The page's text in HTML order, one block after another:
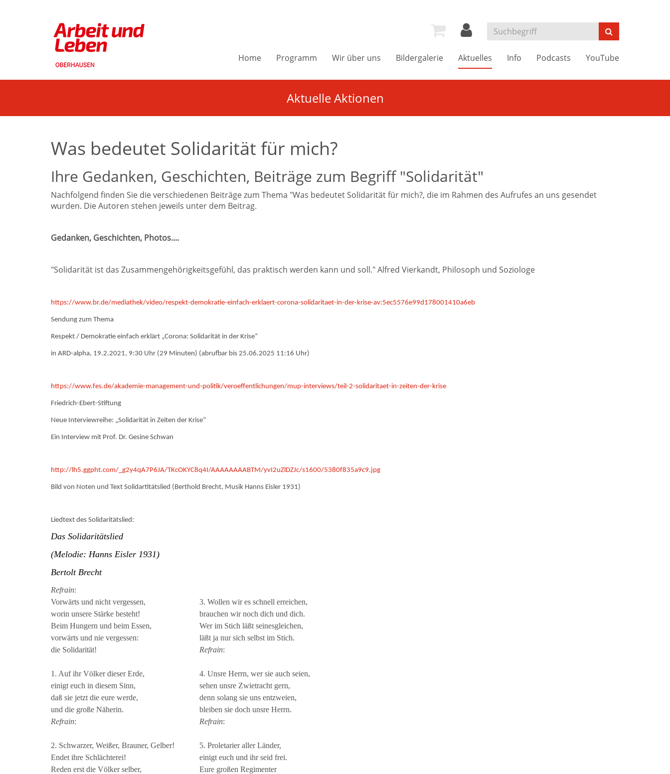
Home Programm Wir über uns Bildergalerie Aktuelles Info Podcasts YouTube
Aktuelle Aktionen
Was bedeutet Solidarität für mich?
Ihre Gedanken, Geschichten, Beiträge zum Begriff "Solidarität"
Nachfolgend finden Sie die verschiedenen Beiträge zum Thema "Was bedeutet Solidarität für mich?, die im Rahmen des Aufrufes an uns gesendet
wurden. Die Autoren stehen jeweils unter dem Beitrag.
Gedanken, Geschichten, Photos....
"Solidarität ist das Zusammengehörigkeitsgefühl, das praktisch werden kann und soll." Alfred Vierkandt, Philosoph und Soziologe
https://www.br.de/mediathek/video/respekt-demokratie-einfach-erklaert-corona-solidaritaet-in-der-krise-av:5ec5576e99d178001410a6eb
Sendung zum Thema
Respekt / Demokratie einfach erklärt „Corona: Solidarität in der Krise“
in ARD-alpha, 19.2.2021, 9:30 Uhr (29 Minuten) (abrufbar bis 25.06.2025 11:16 Uhr)
https://www.fes.de/akademie-management-und-politik/veroeffentlichungen/mup-interviews/teil-2-solidaritaet-in-zeiten-der-krise
Friedrich-Ebert-Stiftung
Neue Interviewreihe: „Solidarität in Zeiten der Krise“
Ein Interview mit Prof. Dr. Gesine Schwan
http://lh5.ggpht.com/_g2y4qA7P6JA/TKcOKYC8q4I/AAAAAAAABTM/yvI2uZlDZJc/s1600/5380f835a9c9.jpg
Bild von Noten und Text Solidartitätslied (Berthold Brecht, Musik Hanns Eisler 1931)
Liedtext des Solidaritätslied:
Das Solidaritätslied
(Melodie: Hanns Eisler 1931)
Bertolt Brecht
Refrain:
Vorwärts und nicht vergessen,
worin unsere Stärke besteht!
Beim Hungern und beim Essen,
vorwärts und nie vergessen:
die Solidarität!
1. Auf ihr Völker dieser Erde,
einigt euch in diesem Sinn,
daß sie jetzt die eure werde,
und die große Näherin.
Refrain:
2. Schwarzer, Weißer, Brauner, Gelber!
Endet ihre Schlächterei!
Reden erst die Völker selber,
3. Wollen wir es schnell erreichen,
brauchen wir noch dich und dich.
Wer im Stich läßt seinesgleichen,
läßt ja nur sich selbst im Stich.
Refrain:
4. Unsre Herrn, wer sie auch seien,
sehen unsre Zwietracht gern,
denn solang sie uns entzweien,
bleiben sie doch unsre Herrn.
Refrain:
5. Proletarier aller Länder,
einigt euch und ihr seid frei.
Eure großen Regimenter